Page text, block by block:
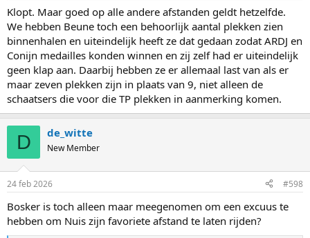
Klopt. Maar goed op alle andere afstanden geldt hetzelfde.
We hebben Beune toch een behoorlijk aantal plekken zien
binnenhalen en uiteindelijk heeft ze dat gedaan zodat ARDJ en
Conijn medailles konden winnen en zij zelf had er uiteindelijk
geen klap aan. Daarbij hebben ze er allemaal last van als er
maar zeven plekken zijn in plaats van 9, niet alleen de
schaatsers die voor die TP plekken in aanmerking komen.
D de_witte
New Member
24 feb 2026 #598
Bosker is toch alleen maar meegenomen om een excuus te
hebben om Nuis zijn favoriete afstand te laten rijden?